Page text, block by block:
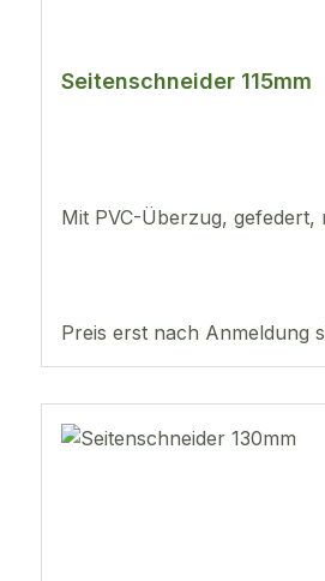
Seitenschneider 115mm
Mit PVC-Überzug, gefedert,
Preis erst nach Anmeldung